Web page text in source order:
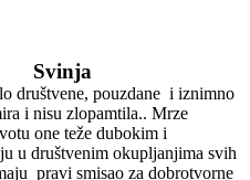
Svinja
društvene, pouzdane i iznimno
i nisu zlopamtila.. Mrze
one teže dubokim i
u društvenim okupljanjima svih
pravi smisao za dobrotvorne